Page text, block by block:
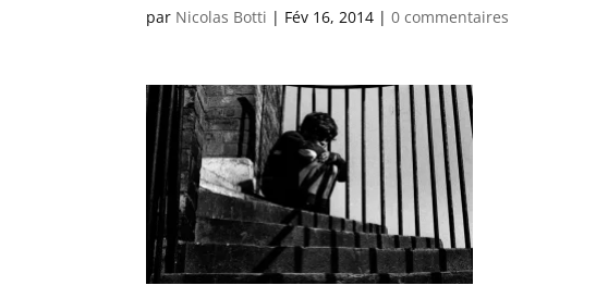
par Nicolas Botti | Fév 16, 2014 |0 commentaires